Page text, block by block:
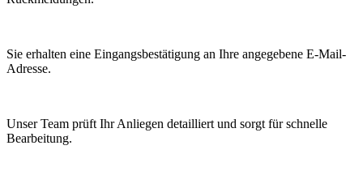
Sie erhalten eine Eingangsbestätigung an Ihre angegebene E-Mail-
Adresse.
Unser Team prüft Ihr Anliegen detailliert und sorgt für schnelle
Bearbeitung.